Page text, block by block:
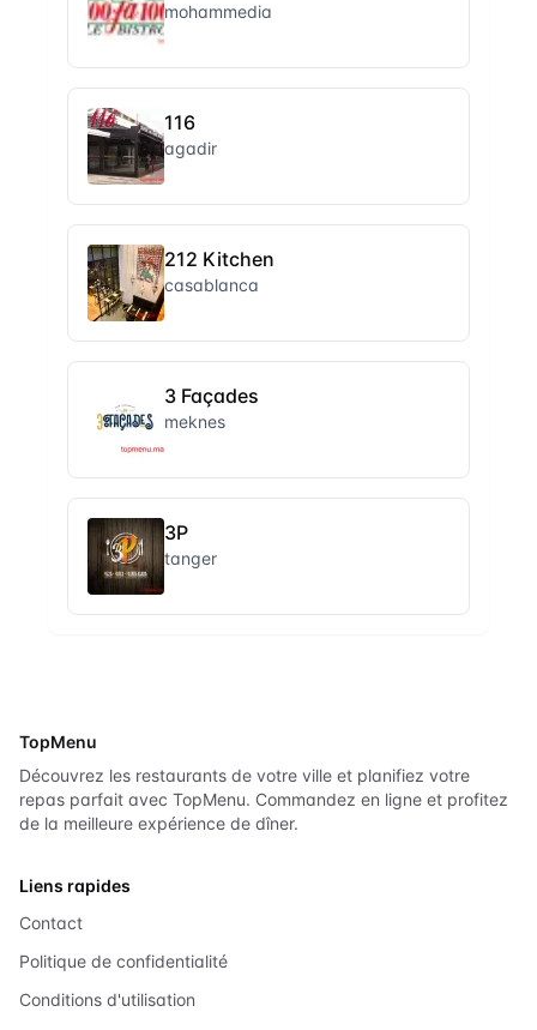
mohammedia
116
agadir
212 Kitchen
casablanca
3 Façades
meknes
3P
tanger
TopMenu
Découvrez les restaurants de votre ville et planifiez votre
repas parfait avec TopMenu. Commandez en ligne et profitez
de la meilleure expérience de dîner.
Liens rapides
Contact
Politique de confidentialité
Conditions d'utilisation